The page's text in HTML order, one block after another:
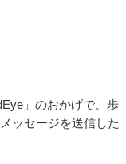
」のおかげで、歩
ッセージを送信した